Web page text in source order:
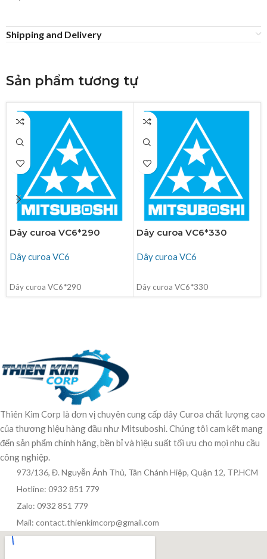
Shipping and Delivery
Sản phẩm tương tự
Dây curoa VC6*290
Dây curoa VC6
Dây curoa VC6*290
Dây curoa VC6*330
Dây curoa VC6
Dây curoa VC6*330
Thiên Kim Corp là đơn vị chuyên cung cấp dây Curoa chất lượng cao
của thương hiệu hàng đầu như Mitsuboshi. Chúng tôi cam kết mang
đến sản phẩm chính hãng, bền bỉ và hiệu suất tối ưu cho mọi nhu cầu
công nghiệp.
973/136, Đ. Nguyễn Ảnh Thủ, Tân Chánh Hiệp, Quận 12, TP.HCM
Hotline: 0932 851 779
Zalo: 0932 851 779
Mail: contact.thienkimcorp@gmail.com